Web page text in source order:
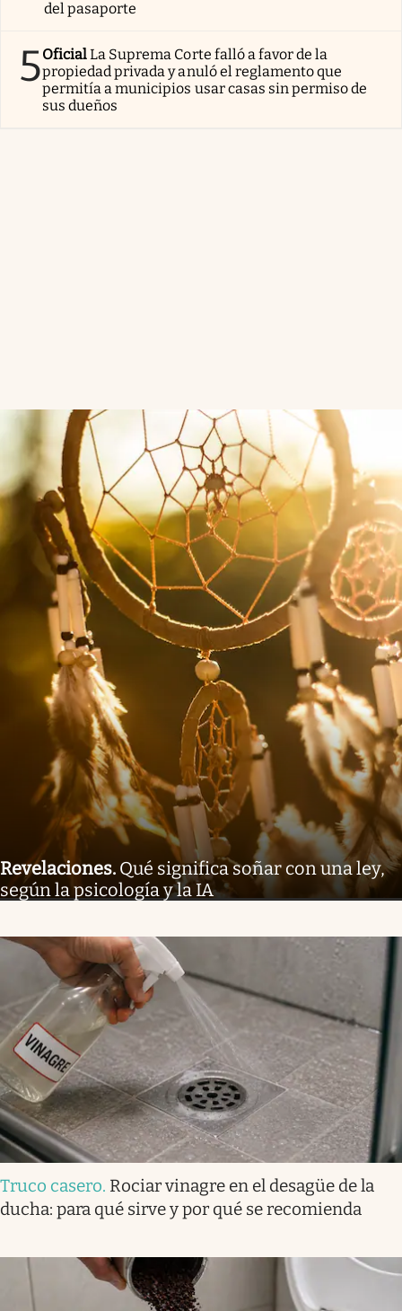
del pasaporte
5OficialLa Suprema Corte falló a favor de la
propiedad privada y anuló el reglamento que
permitía a municipios usar casas sin permiso de
sus dueños
Revelaciones. Qué significa soñar con una ley,
según la psicología y la IA
Truco casero. Rociar vinagre en el desagüe de la
ducha: para qué sirve y por qué se recomienda